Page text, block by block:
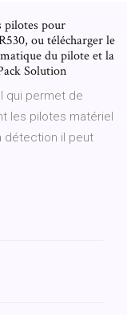
pilotes pour
ou télécharger le
du pilote et la
Solution
qui permet de
les pilotes matériel
détection il peut